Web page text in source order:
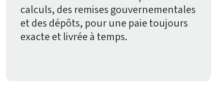
calculs, des remises gouvernementales
et des dépôts, pour une paie toujours
exacte et livrée à temps.